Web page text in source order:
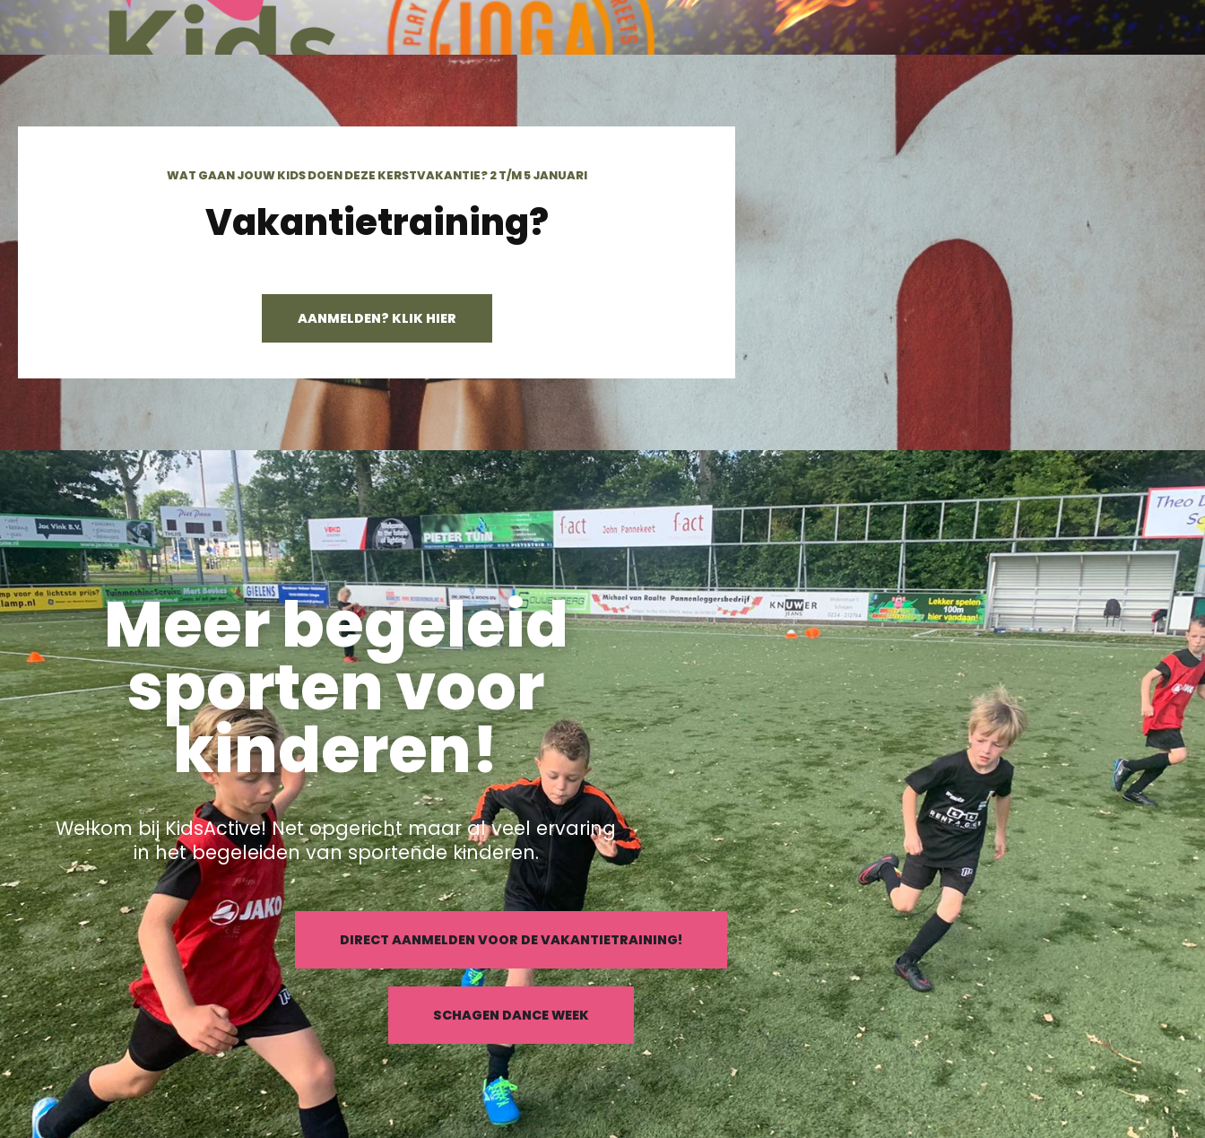
WAT GAAN JOUW KIDS DOEN DEZE KERSTVAKANTIE? 2 T/M 5 JANUARI
Vakantietraining?
AANMELDEN? KLIK HIER
Meer begeleid
sporten voor
kinderen!
Welkom bij KidsActive! Net opgericht maar al veel ervaring
in het begeleiden van sportende kinderen.
DIRECT AANMELDEN VOOR DE VAKANTIETRAINING!
SCHAGEN DANCE WEEK